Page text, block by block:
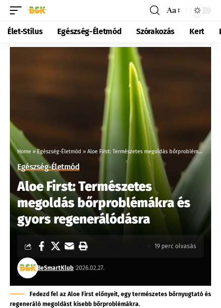
Aa
Élet-Stílus Egészség-Életmód Szórakozás Kert
Home »Egészség-Életmód » Aloe First: Természetes megoldás bőrproblémákra és gyors regenerálódásra
Egészség-Életmód
Aloe First: Természetes
megoldás bőrproblémákra és
gyors regenerálódásra
BeSmartKlub 2026.02.27.
19 perc olvasás
Fedezd fel az Aloe First előnyeit, egy természetes bőrnyugtató és
regeneráló megoldást kisebb bőrproblémákra.